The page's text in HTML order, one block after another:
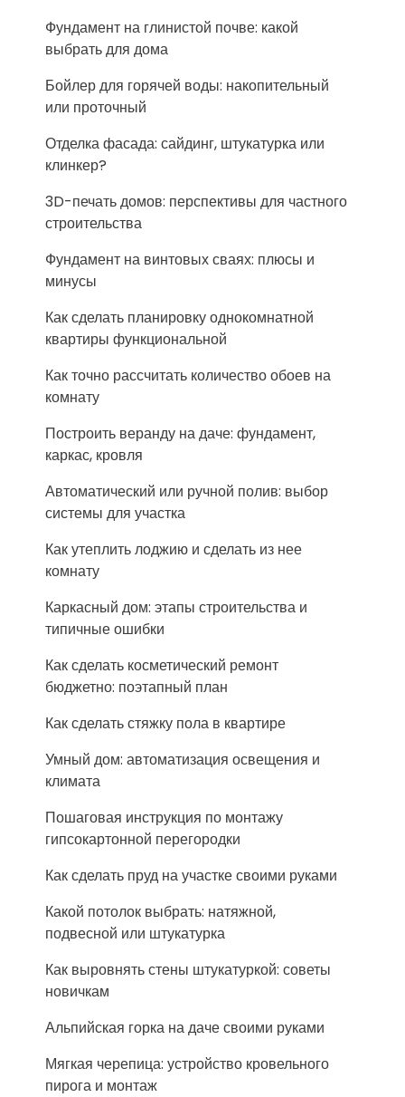
Фундамент на глинистой почве: какой
выбрать для дома
Бойлер для горячей воды: накопительный
или проточный
Отделка фасада: сайдинг, штукатурка или
клинкер?
3D-печать домов: перспективы для частного
строительства
Фундамент на винтовых сваях: плюсы и
минусы
Как сделать планировку однокомнатной
квартиры функциональной
Как точно рассчитать количество обоев на
комнату
Построить веранду на даче: фундамент,
каркас, кровля
Автоматический или ручной полив: выбор
системы для участка
Как утеплить лоджию и сделать из нее
комнату
Каркасный дом: этапы строительства и
типичные ошибки
Как сделать косметический ремонт
бюджетно: поэтапный план
Как сделать стяжку пола в квартире
Умный дом: автоматизация освещения и
климата
Пошаговая инструкция по монтажу
гипсокартонной перегородки
Как сделать пруд на участке своими руками
Какой потолок выбрать: натяжной,
подвесной или штукатурка
Как выровнять стены штукатуркой: советы
новичкам
Альпийская горка на даче своими руками
Мягкая черепица: устройство кровельного
пирога и монтаж